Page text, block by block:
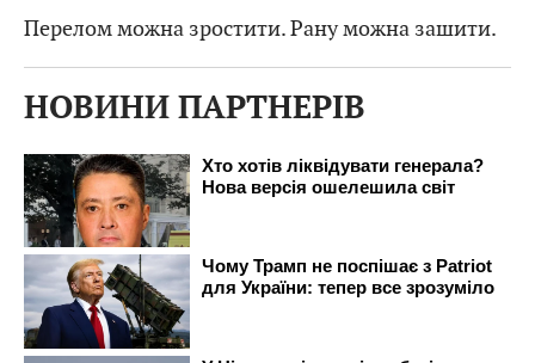
Перелом можна зростити. Рану можна зашити.
НОВИНИ ПАРТНЕРІВ